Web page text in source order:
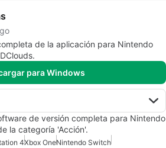
de la aplicación para Nintendo
para Windows
de versión completa para Nintendo
la categoría 'Acción'.
4Xbox OneNintendo Switch